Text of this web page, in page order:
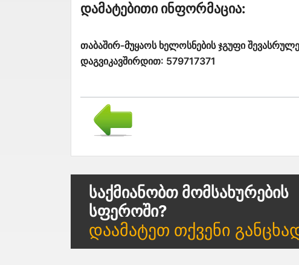
Დამატებითი Ინფორმაცია:
თაბაშირ-მუყაოს ხელოსნების ჯგუფი
დაგვიკავშირდით: 579717371
Საქმიანობთ Მომსახურების
Სფეროში?
Დაამატეთ Თქვენი